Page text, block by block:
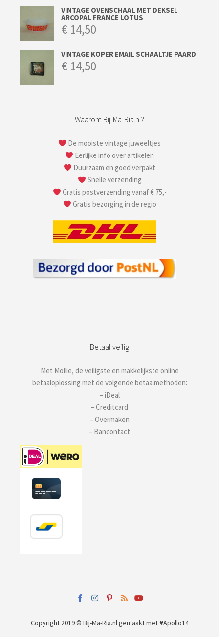
VINTAGE OVENSCHAAL MET DEKSEL
ARCOPAL FRANCE LOTUS
€ 14,50
VINTAGE KOPER EMAIL SCHAALTJE PAARD
€ 14,50
Waarom Bij-Ma-Ria.nl?
De mooiste vintage juweeltjes
Eerlijke info over artikelen
Duurzaam en goed verpakt
Snelle verzending
Gratis postverzending vanaf € 75,-
Gratis bezorging in de regio
Betaal veilig
Met Mollie, de veiligste en makkelijkste online
betaaloplossing met de volgende betaalmethoden:
– iDeal
– Creditcard
– Overmaken
– Bancontact
Copyright 2019 © Bij-Ma-Ria.nlgemaakt met ♥Apollo14